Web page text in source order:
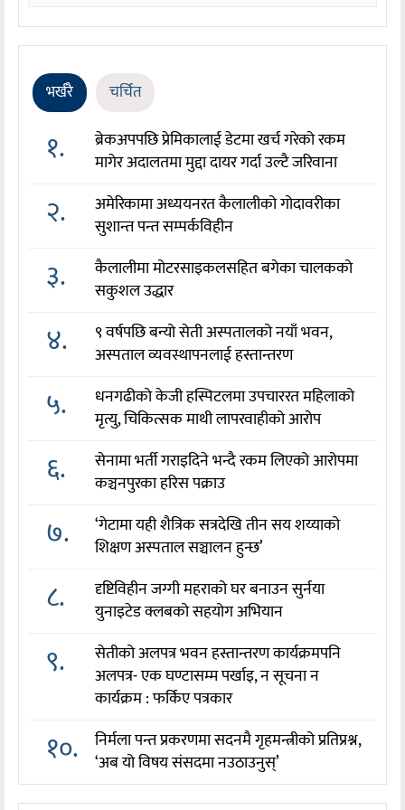
भर्खरै चर्चित
१.
ब्रेकअपपछि प्रेमिकालाई डेटमा खर्च गरेको रकम
मागेर अदालतमा मुद्दा दायर गर्दा उल्टै जरिवाना
२.
अमेरिकामा अध्ययनरत कैलालीको गोदावरीका
सुशान्त पन्त सम्पर्कविहीन
३.
कैलालीमा मोटरसाइकलसहित बगेका चालकको
सकुशल उद्धार
४.
९ वर्षपछि बन्यो सेती अस्पतालको नयाँ भवन,
अस्पताल व्यवस्थापनलाई हस्तान्तरण
५.
धनगढीको केजी हस्पिटलमा उपचाररत महिलाको
मृत्यु, चिकित्सक माथी लापरवाहीको आरोप
६.
सेनामा भर्ती गराइदिने भन्दै रकम लिएको आरोपमा
कञ्चनपुरका हरिस पक्राउ
७.
‘गेटामा यही शैत्रिक सत्रदेखि तीन सय शय्याको
शिक्षण अस्पताल सञ्चालन हुन्छ’
८.
दृष्टिविहीन जग्गी महराको घर बनाउन सुर्नया
युनाइटेड क्लबको सहयोग अभियान
९.
सेतीको अलपत्र भवन हस्तान्तरण कार्यक्रमपनि
अलपत्र- एक घण्टासम्म पर्खाइ, न सूचना न
कार्यक्रम : फर्किए पत्रकार
१०.
निर्मला पन्त प्रकरणमा सदनमै गृहमन्त्रीको प्रतिप्रश्न,
‘अब यो विषय संसदमा नउठाउनुस्’